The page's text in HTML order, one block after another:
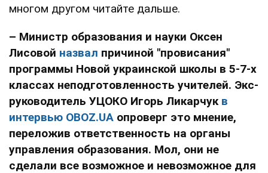
многом другом читайте дальше.
– Министр образования и науки Оксен
Лисовой назвал причиной "провисания"
программы Новой украинской школы в 5-7-х
классах неподготовленность учителей. Экс-
руководитель УЦОКО Игорь Ликарчук в
интервью OBOZ.UA опроверг это мнение,
переложив ответственность на органы
управления образования. Мол, они не
сделали все возможное и невозможное для